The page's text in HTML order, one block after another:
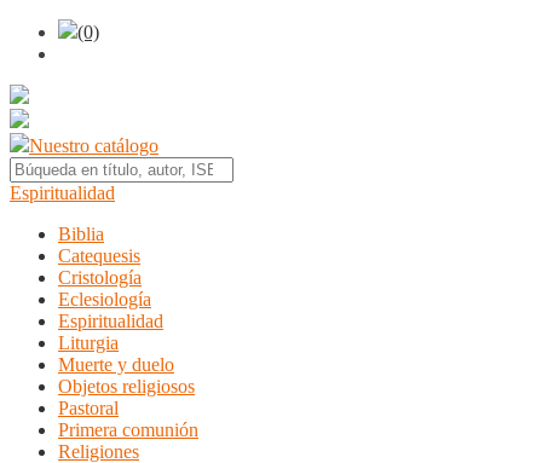
(0)
Nuestro catálogo
Espiritualidad
Biblia
Catequesis
Cristología
Eclesiología
Espiritualidad
Liturgia
Muerte y duelo
Objetos religiosos
Pastoral
Primera comunión
Religiones